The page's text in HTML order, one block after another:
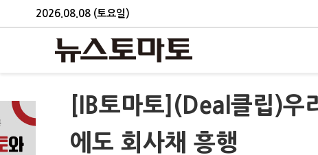
2026.08.08 (토요일)
[IB토마토](Deal클립)우
에도 회사채 흥행